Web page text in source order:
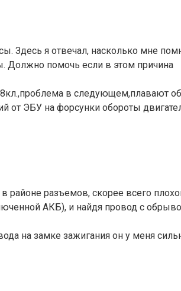
Здесь я отвечал, насколько мне
Должно помочь если в этом причина
в следующем,плавают
от ЭБУ на форсунки обороты
районе разъемов, скорее всего
АКБ), и найдя провод с
на замке зажигания он у меня